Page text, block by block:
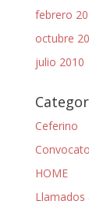
febrero
octubre
julio 2010
Ceferino
HOME
Llamados